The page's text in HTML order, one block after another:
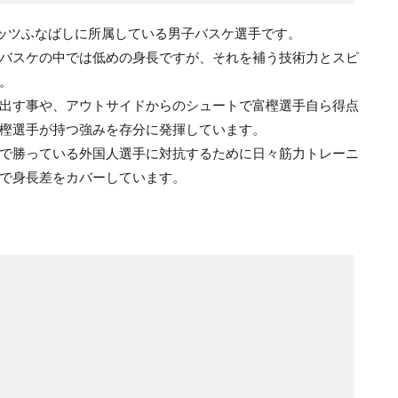
ふなばしに所属している男子バスケ選手です。
スケの中では低めの身長ですが、それを補う技術力とスピ
す事や、アウトサイドからのシュートで富樫選手自ら得点
選手が持つ強みを存分に発揮しています。
勝っている外国人選手に対抗するために日々筋力トレーニ
身長差をカバーしています。